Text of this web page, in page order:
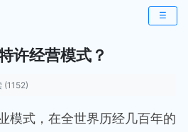
☰
许经营模式？
(1152)
模式，在全世界历经几百年的